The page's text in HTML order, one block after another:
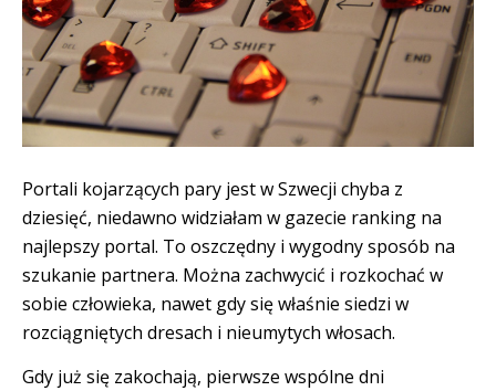
Portali kojarzących pary jest w Szwecji chyba z
dziesięć, niedawno widziałam w gazecie ranking na
najlepszy portal. To oszczędny i wygodny sposób na
szukanie partnera. Można zachwycić i rozkochać w
sobie człowieka, nawet gdy się właśnie siedzi w
rozciągniętych dresach i nieumytych włosach.
Gdy już się zakochają, pierwsze wspólne dni